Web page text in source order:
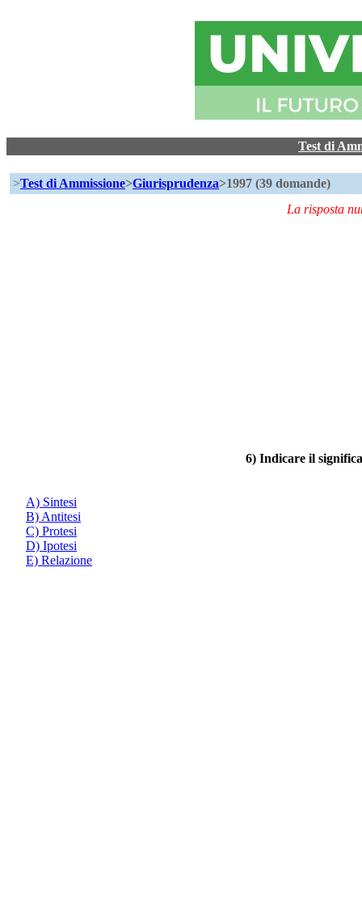
Test di
>Test di Ammissione>Giurisprudenza>1997 (39 domande)
La risposta
6) Indicare il
A) Sintesi
B) Antitesi
C) Protesi
D) Ipotesi
E) Relazione